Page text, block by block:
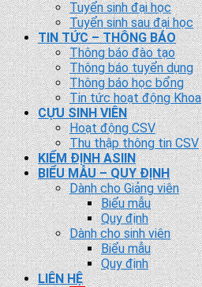
Tuyển sinh đại học
Tuyển sinh sau đại học
TIN TỨC – THÔNG BÁO
Thông báo đào tạo
Thông báo tuyển dụng
Thông báo học bổng
Tin tức hoạt động Khoa
CỰU SINH VIÊN
Hoạt động CSV
Thu thập thông tin CSV
KIỂM ĐỊNH ASIIN
BIỂU MẪU – QUY ĐỊNH
Dành cho Giảng viên
Biểu mẫu
Quy định
Dành cho sinh viên
Biểu mẫu
Quy định
LIÊN HỆ